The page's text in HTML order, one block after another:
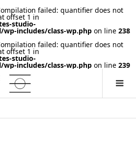
failed: quantifier does not
offset 1 in
studio-
includes/class-wp.php on line 238
failed: quantifier does not
offset 1 in
studio-
includes/class-wp.php on line 239